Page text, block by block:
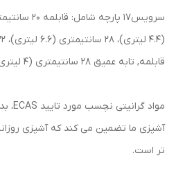
قابلمه, تابه عمیق 28 سانتیمتری (4 لیتری) و ۷عدد وسایل اشپزی
آشپزی ما تضمین می کند که آشپزی
تر است.